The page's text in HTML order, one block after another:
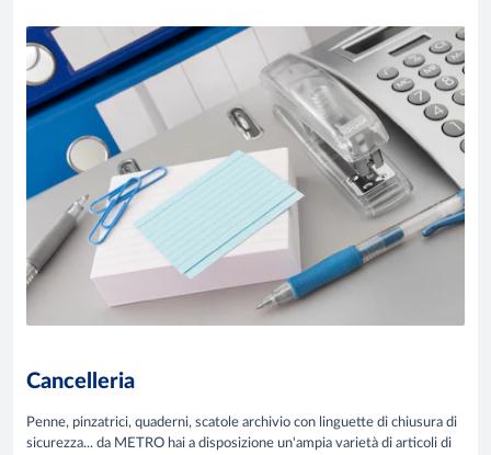
Cancelleria
Penne, pinzatrici, quaderni, scatole archivio con linguette di chiusura di
sicurezza... da METRO hai a disposizione un'ampia varietà di articoli di